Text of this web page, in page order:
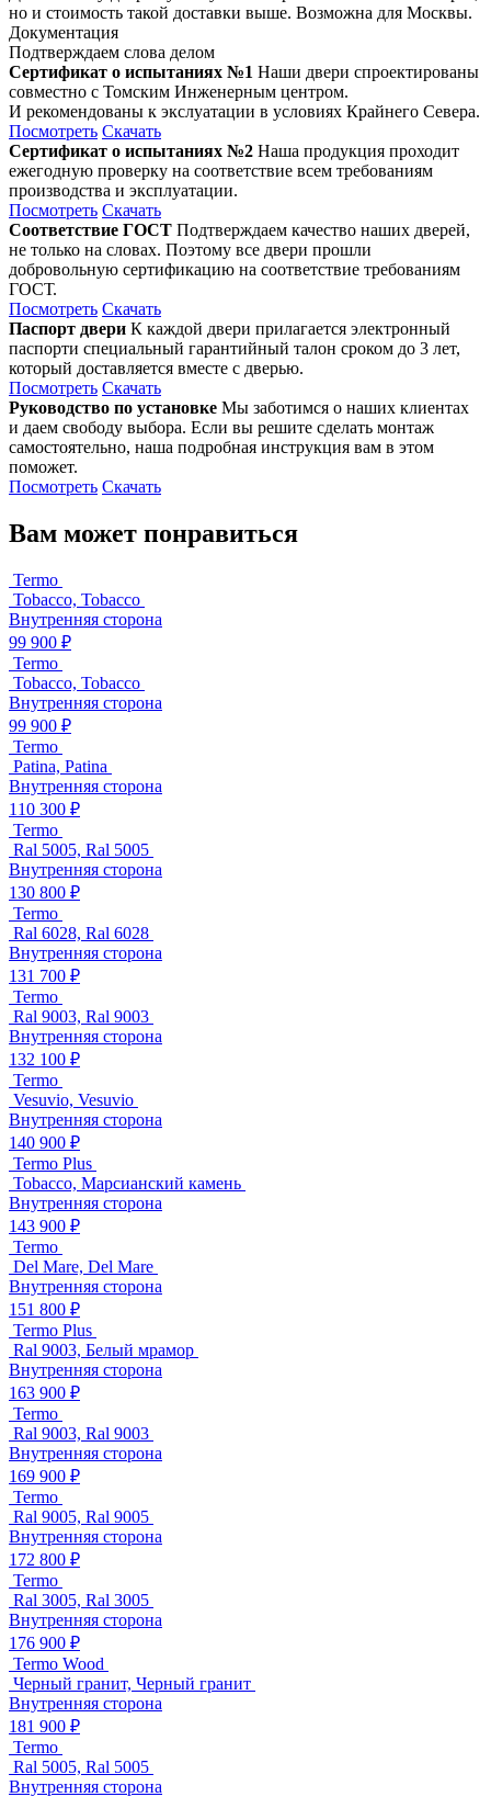
но и стоимость такой доставки выше. Возможна для Москвы.
Документация
Подтверждаем слова делом
Сертификат о испытаниях №1 Наши двери спроектированы
совместно с Томским Инженерным центром.
И рекомендованы к экслуатации в условиях Крайнего Севера.
Посмотреть Скачать
Сертификат о испытаниях №2 Наша продукция проходит
ежегодную проверку на соответствие всем требованиям
производства и эксплуатации.
Посмотреть Скачать
Соответствие ГОСТ Подтверждаем качество наших дверей,
не только на словах. Поэтому все двери прошли
добровольную сертификацию на соответствие требованиям
ГОСТ.
Посмотреть Скачать
Паспорт двери К каждой двери прилагается электронный
паспорти специальный гарантийный талон сроком до 3 лет,
который доставляется вместе с дверью.
Посмотреть Скачать
Руководство по установке Мы заботимся о наших клиентах
и даем свободу выбора. Если вы решите сделать монтаж
самостоятельно, наша подробная инструкция вам в этом
поможет.
Посмотреть Скачать
Вам может понравиться
Termo
Tobacco, Tobacco
Внутренняя сторона
99 900 ₽
Termo
Tobacco, Tobacco
Внутренняя сторона
99 900 ₽
Termo
Patina, Patina
Внутренняя сторона
110 300 ₽
Termo
Ral 5005, Ral 5005
Внутренняя сторона
130 800 ₽
Termo
Ral 6028, Ral 6028
Внутренняя сторона
131 700 ₽
Termo
Ral 9003, Ral 9003
Внутренняя сторона
132 100 ₽
Termo
Vesuvio, Vesuvio
Внутренняя сторона
140 900 ₽
Termo Plus
Tobacco, Марсианский камень
Внутренняя сторона
143 900 ₽
Termo
Del Mare, Del Mare
Внутренняя сторона
151 800 ₽
Termo Plus
Ral 9003, Белый мрамор
Внутренняя сторона
163 900 ₽
Termo
Ral 9003, Ral 9003
Внутренняя сторона
169 900 ₽
Termo
Ral 9005, Ral 9005
Внутренняя сторона
172 800 ₽
Termo
Ral 3005, Ral 3005
Внутренняя сторона
176 900 ₽
Termo Wood
Черный гранит, Черный гранит
Внутренняя сторона
181 900 ₽
Termo
Ral 5005, Ral 5005
Внутренняя сторона